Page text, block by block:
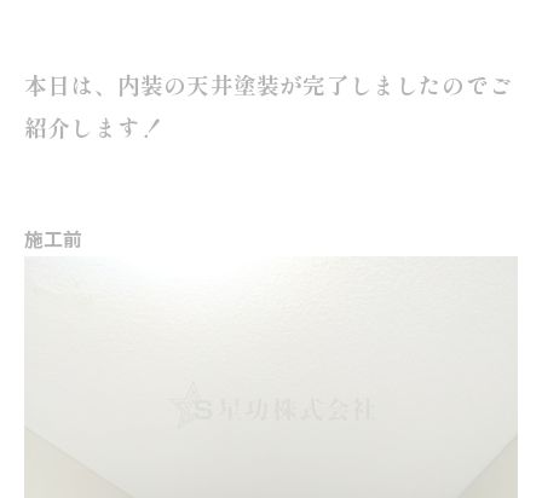
本日は、内装の天井塗装が完了しましたのでご
紹介します！
施工前